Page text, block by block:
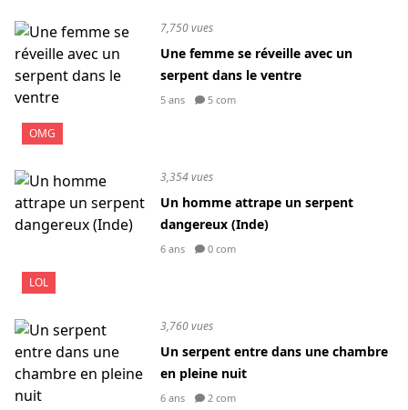
OMG
7,750 vues
Une femme se réveille avec un
serpent dans le ventre
5 ans 5 com
LOL
3,354 vues
Un homme attrape un serpent
dangereux (Inde)
6 ans 0 com
3,760 vues
Un serpent entre dans une chambre
en pleine nuit
6 ans 2 com